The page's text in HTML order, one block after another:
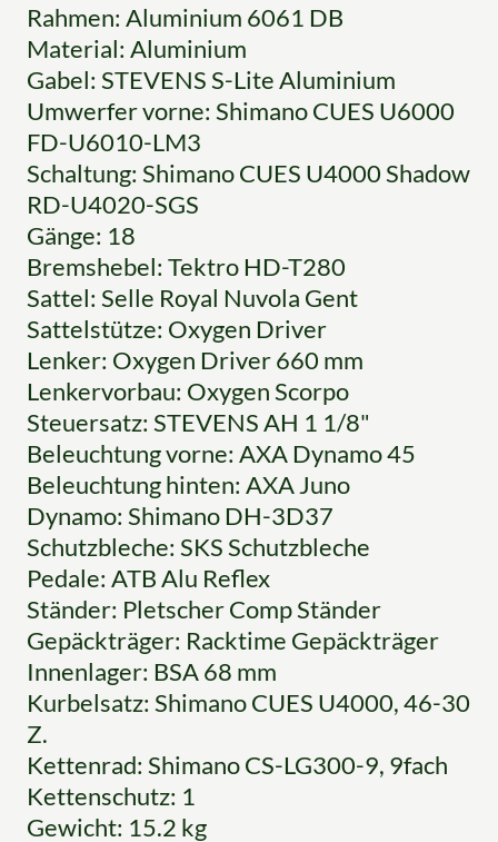
Rahmen: Aluminium 6061 DB
Material: Aluminium
Gabel: STEVENS S-Lite Aluminium
Umwerfer vorne: Shimano CUES U6000
FD-U6010-LM3
Schaltung: Shimano CUES U4000 Shadow
RD-U4020-SGS
Gänge: 18
Bremshebel: Tektro HD-T280
Sattel: Selle Royal Nuvola Gent
Sattelstütze: Oxygen Driver
Lenker: Oxygen Driver 660 mm
Lenkervorbau: Oxygen Scorpo
Steuersatz: STEVENS AH 1 1/8"
Beleuchtung vorne: AXA Dynamo 45
Beleuchtung hinten: AXA Juno
Dynamo: Shimano DH-3D37
Schutzbleche: SKS Schutzbleche
Pedale: ATB Alu Reflex
Ständer: Pletscher Comp Ständer
Gepäckträger: Racktime Gepäckträger
Innenlager: BSA 68 mm
Kurbelsatz: Shimano CUES U4000, 46-30
Z.
Kettenrad: Shimano CS-LG300-9, 9fach
Kettenschutz: 1
Gewicht: 15.2 kg